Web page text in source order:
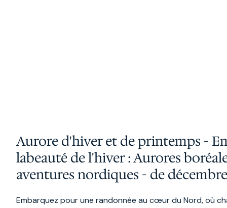
Aurore d'hiver et de printemps -
labeauté de l'hiver : Aurores
aventures nordiques - de
Embarquez pour une randonnée au cœur du Nord, où